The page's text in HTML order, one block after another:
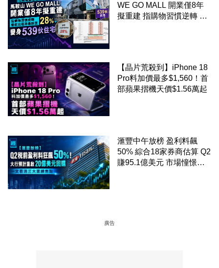
WE GO MALL 開業僅8年
擬重建 指購物習慣逆轉 餐
【晶片荒殺到】iPhone 18
Pro料加價最多$1,560！首
部蘋果摺機天價$1.56萬起
滙豐中午放榜 盈利料飆
50% 綜合18家券商估算 Q2
賺95.1億美元 市場憧憬重
廣告